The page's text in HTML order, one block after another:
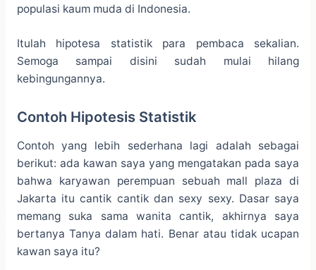
populasi kaum muda di Indonesia.
Itulah hipotesa statistik para pembaca sekalian.
Semoga sampai disini sudah mulai hilang
kebingungannya.
Contoh Hipotesis Statistik
Contoh yang lebih sederhana lagi adalah sebagai
berikut: ada kawan saya yang mengatakan pada saya
bahwa karyawan perempuan sebuah mall plaza di
Jakarta itu cantik cantik dan sexy sexy. Dasar saya
memang suka sama wanita cantik, akhirnya saya
bertanya Tanya dalam hati. Benar atau tidak ucapan
kawan saya itu?